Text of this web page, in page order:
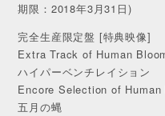
期限：2018年3月31日)
完全生産限定盤 [特典映像]
Extra Track of Human
ハイパーベンチレイション
Encore Selection of Human
五月の蝿